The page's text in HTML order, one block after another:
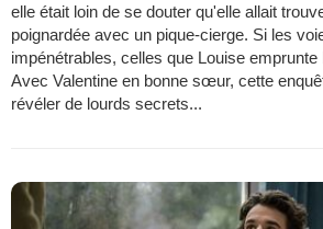
elle était loin de se douter qu'elle allait
poignardée avec un pique-cierge. Si les
impénétrables, celles que Louise
Avec Valentine en bonne sœur, cette
révéler de lourds secrets...